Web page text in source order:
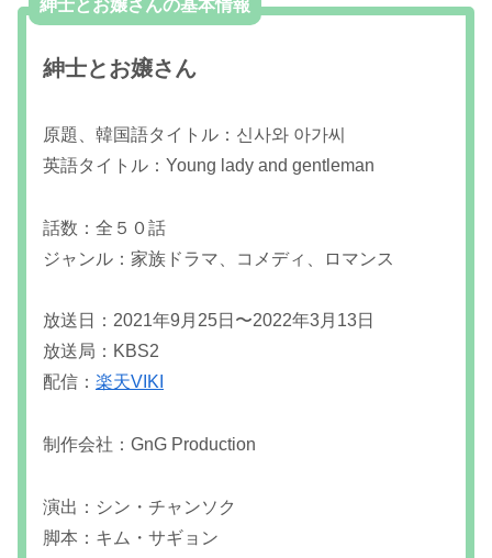
紳士とお嬢さんの基本情報
紳士とお嬢さん
原題、韓国語タイトル：신사와 아가씨
英語タイトル：Young lady and gentleman
話数：全５０話
ジャンル：家族ドラマ、コメディ、ロマンス
放送日：2021年9月25日〜2022年3月13日
放送局：KBS2
配信： 楽天VIKI
制作会社：GnG Production
演出：シン・チャンソク
脚本：キム・サギョン